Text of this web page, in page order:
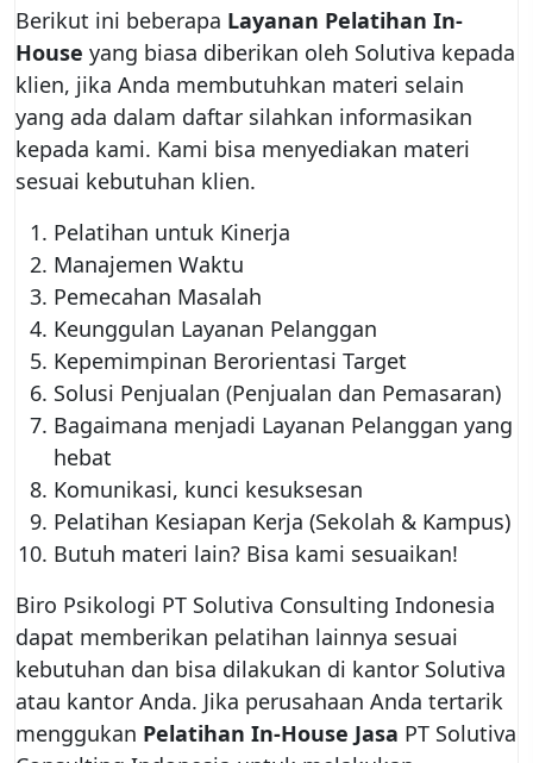
Berikut ini beberapa Layanan Pelatihan In-
House yang biasa diberikan oleh Solutiva kepada
klien, jika Anda membutuhkan materi selain
yang ada dalam daftar silahkan informasikan
kepada kami. Kami bisa menyediakan materi
sesuai kebutuhan klien.
Pelatihan untuk Kinerja
Manajemen Waktu
Pemecahan Masalah
Keunggulan Layanan Pelanggan
Kepemimpinan Berorientasi Target
Solusi Penjualan (Penjualan dan Pemasaran)
Bagaimana menjadi Layanan Pelanggan yang
hebat
Komunikasi, kunci kesuksesan
Pelatihan Kesiapan Kerja (Sekolah & Kampus)
Butuh materi lain? Bisa kami sesuaikan!
Biro Psikologi PT Solutiva Consulting Indonesia
dapat memberikan pelatihan lainnya sesuai
kebutuhan dan bisa dilakukan di kantor Solutiva
atau kantor Anda. Jika perusahaan Anda tertarik
menggukan Pelatihan In-House Jasa PT Solutiva